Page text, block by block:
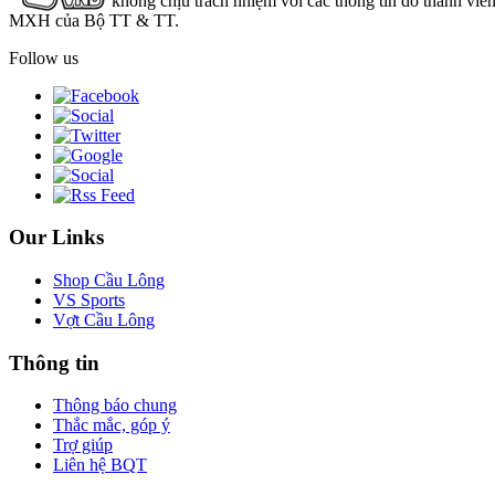
MXH của Bộ TT & TT.
Follow us
Our Links
Shop Cầu Lông
VS Sports
Vợt Cầu Lông
Thông tin
Thông báo chung
Thắc mắc, góp ý
Trợ giúp
Liên hệ BQT